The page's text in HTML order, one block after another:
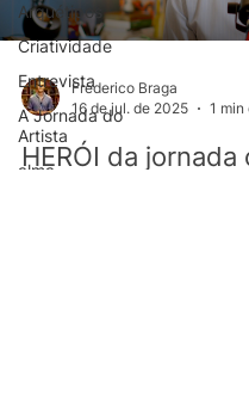
Arquétipos
Criatividade
Entrevista
A Jornada do
Artista
alma
Frederico Braga
16 de jul. de 2025
1 min
HERÓI da jornada